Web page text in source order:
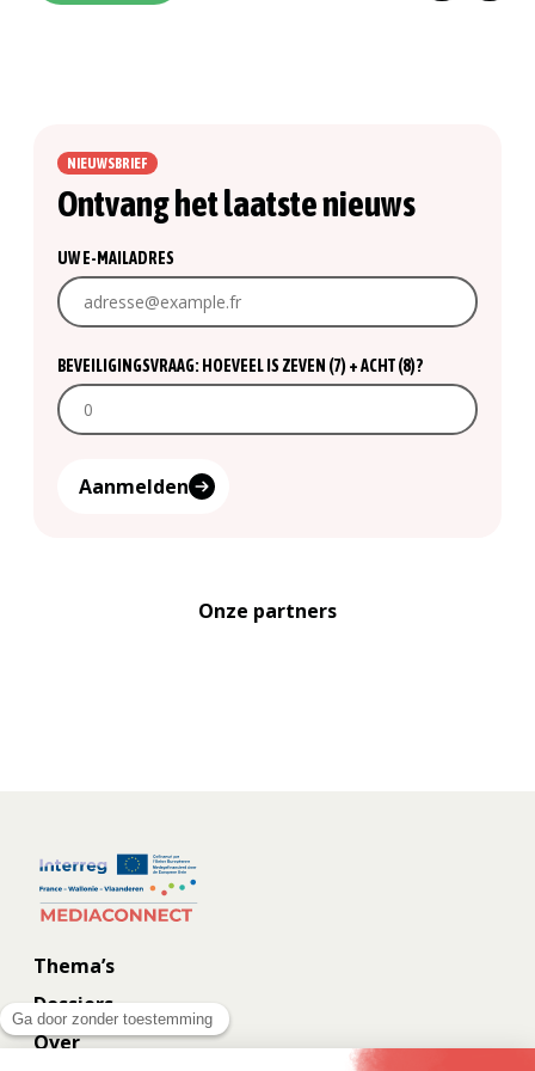
NIEUWSBRIEF
Ontvang het laatste nieuws
UW E-MAILADRES
BEVEILIGINGSVRAAG: HOEVEEL IS ZEVEN (7) + ACHT (8)?
Aanmelden
Onze partners
Thema’s
Dossiers
Over